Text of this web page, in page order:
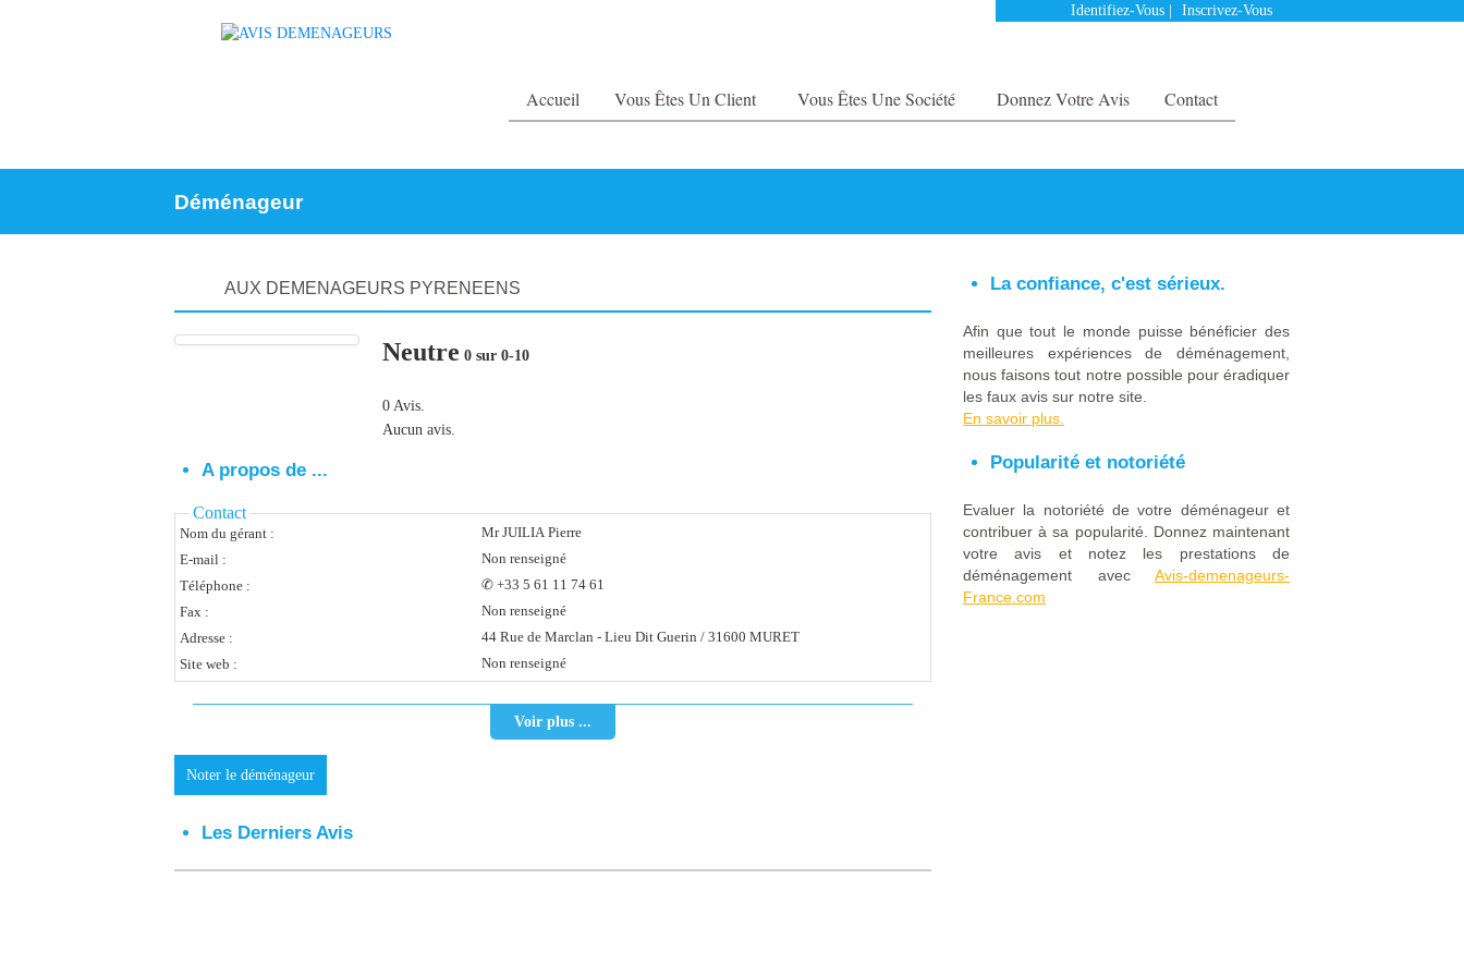
Identifiez-Vous Inscrivez-Vous
Accueil Vous Êtes Un Client Vous Êtes Une Société Donnez Votre Avis Contact
Déménageur
AUX DEMENAGEURS PYRENEENS
Neutre 0 sur 0-10
0 Avis.
Aucun avis.
A propos de ...
Contact
Nom du gérant :
Mr JUILIA Pierre
E-mail :
Non renseigné
Téléphone :
✆ +33 5 61 11 74 61
Fax :
Non renseigné
Adresse :
44 Rue de Marclan - Lieu Dit Guerin / 31600 MURET
Site web :
Non renseigné
Voir plus ...
Noter le déménageur
Les Derniers Avis
La confiance, c'est sérieux.
Afin que tout le monde puisse bénéficier des
meilleures expériences de déménagement,
nous faisons tout notre possible pour éradiquer
les faux avis sur notre site.
En savoir plus.
Popularité et notoriété
Evaluer la notoriété de votre déménageur et
contribuer à sa popularité. Donnez maintenant
votre avis et notez les prestations de
déménagement avec Avis-demenageurs-
France.com